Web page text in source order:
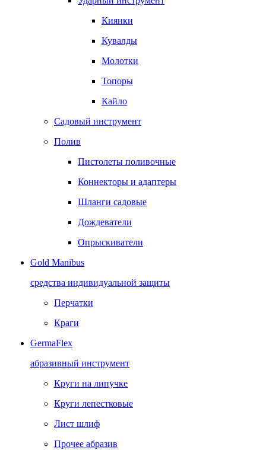
Киянки
Кувалды
Молотки
Топоры
Кайло
Садовый инструмент
Полив
Пистолеты поливочные
Коннекторы и адаптеры
Шланги садовые
Дождеватели
Опрыскиватели
Gold Manibus
средства индивидуальной защиты
Перчатки
Краги
GermaFlex
абразивный инструмент
Круги на липучке
Круги лепестковые
Лист шлиф
Прочее абразив